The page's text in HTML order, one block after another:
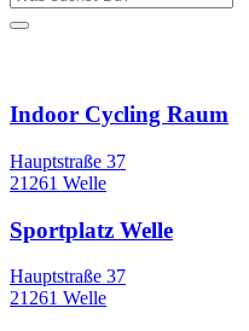
Indoor Cycling Raum
Hauptstraße 37
21261 Welle
Sportplatz Welle
Hauptstraße 37
21261 Welle